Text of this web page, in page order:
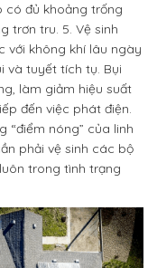
có đủ khoảng trống
trơn tru. 5. Vệ sinh
với không khí lâu ngày
và tuyết tích tụ. Bụi
làm giảm hiệu suất
đến việc phát điện.
nóng” của linh
phải vệ sinh các bộ
trong tình trạng